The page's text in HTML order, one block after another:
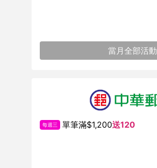
當月全部活動
每週三 單筆滿$1,200送120